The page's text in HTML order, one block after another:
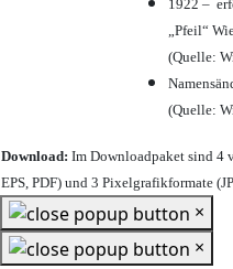
1922 –
„Pfeil“
(Quelle:
(Quelle:
Download: Im Downloadpaket sind 4
EPS, PDF) und 3 Pixelgrafikformate
×
×